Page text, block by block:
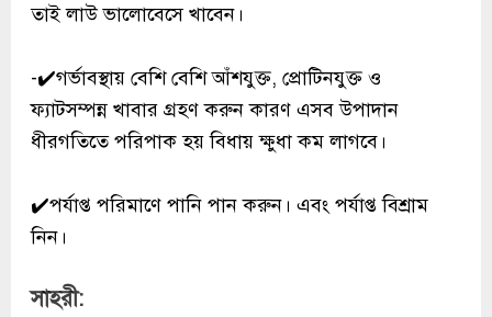
তাই লাউ ভালোবেসে খাবেন।
-✔️গর্ভাবস্থায় বেশি বেশি আঁশযুক্ত, প্রোটিনযুক্ত ও
ফ্যাটসম্পন্ন খাবার গ্রহণ করুন কারণ এসব উপাদান
ধীরগতিতে পরিপাক হয় বিধায় ক্ষুধা কম লাগবে।
✔️পর্যাপ্ত পরিমাণে পানি পান করুন। এবং পর্যাপ্ত বিশ্রাম
নিন।
সাহরী: